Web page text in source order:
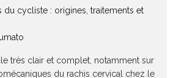
du cycliste : origines, traitements et
très clair et complet, notamment sur
du rachis cervical chez le